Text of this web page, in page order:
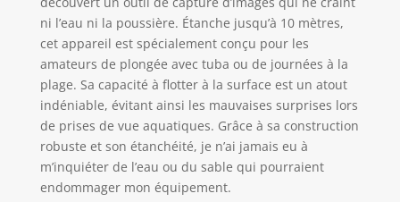
conçu pour la
plongée et la
plongée avec tuba,
il flotte facilement
à la surface de
l'eau, ce qui le
rend pratique à
récupérer que
vous soyez dans
un parc aquatique
ou dans une
ni l’eau ni la poussière. Étanche jusqu’à 10 mètres,
cet appareil est spécialement conçu pour les
amateurs de plongée avec tuba ou de journées à la
plage. Sa capacité à flotter à la surface est un atout
indéniable, évitant ainsi les mauvaises surprises lors
de prises de vue aquatiques. Grâce à sa construction
robuste et son étanchéité, je n’ai jamais eu à
m’inquiéter de l’eau ou du sable qui pourraient
endommager mon équipement.